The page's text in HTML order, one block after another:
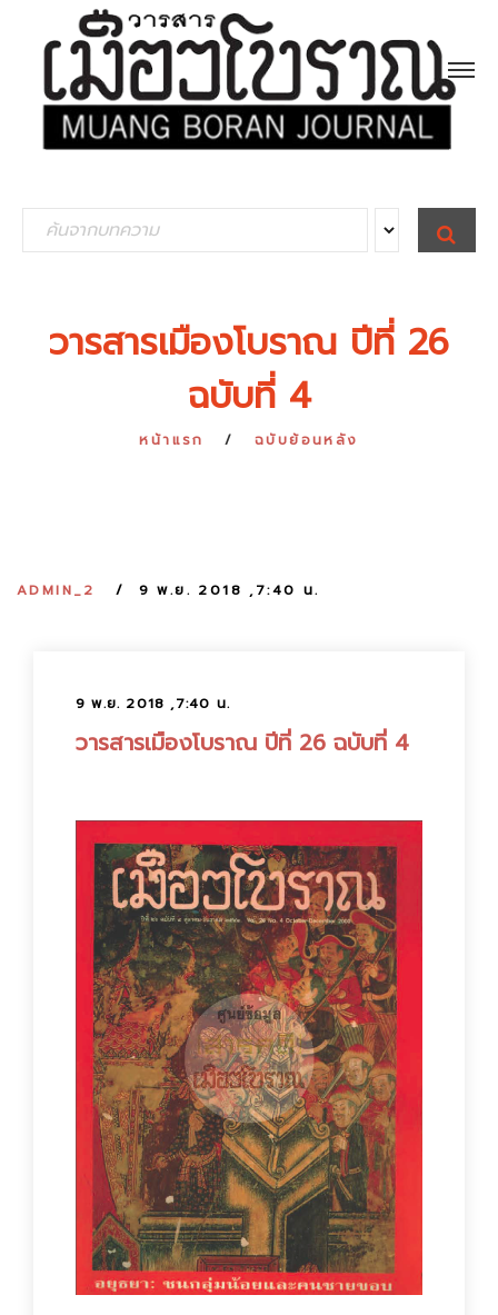
e
S
E
A
วารสารเมืองโบราณ ปีที่ 26
ฉบับที่ 4
หน้าแรก ฉบับย้อนหลัง
ADMIN_2 9 พ.ย. 2018 ,7:40 น.
9 พ.ย. 2018 ,7:40 น.
วารสารเมืองโบราณ ปีที่ 26 ฉบับที่ 4